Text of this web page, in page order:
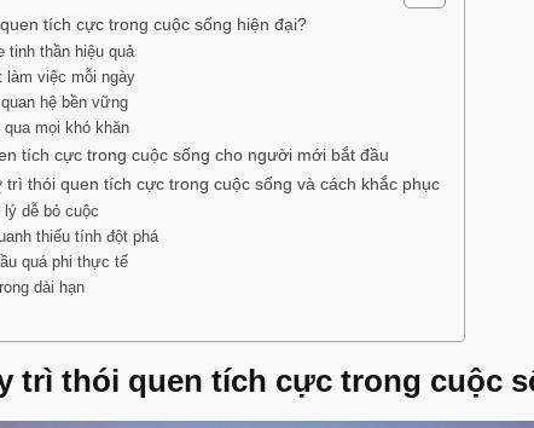
tích cực trong cuộc sống hiện đại?
tinh thần hiệu quả
làm việc mỗi ngày
hệ bền vững
mọi khó khăn
tích cực trong cuộc sống cho người mới bắt đầu
trì thói quen tích cực trong cuộc sống và cách khắc phục
dễ bỏ cuộc
thiếu tính đột phá
quá phi thực tế
dài hạn
trì thói quen tích cực trong cuộc